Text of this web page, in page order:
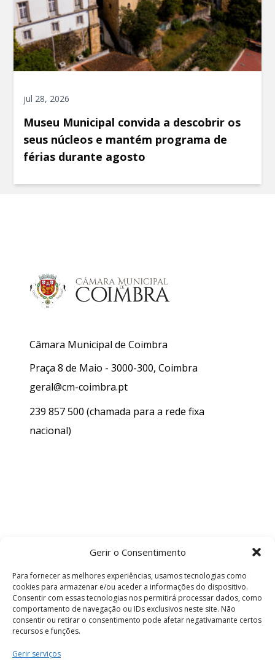
Gerir o Consentimento
Para fornecer as melhores experiências, usamos tecnologias como
cookies para armazenar e/ou aceder a informações do dispositivo.
Consentir com essas tecnologias nos permitirá processar dados, como
comportamento de navegação ou IDs exclusivos neste site. Não
consentir ou retirar o consentimento pode afetar negativamante certos
recursos e funções.
Gerir serviços
jul 28, 2026
Museu Municipal convida a descobrir os
seus núcleos e mantém programa de
férias durante agosto
Câmara Municipal de Coimbra
Praça 8 de Maio - 3000-300, Coimbra
geral@cm-coimbra.pt
239 857 500 (chamada para a rede fixa
nacional)
Termos e Condições